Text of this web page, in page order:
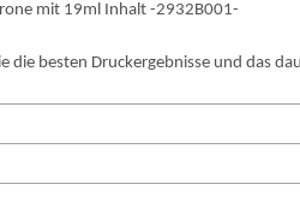
mit 19ml Inhalt -2932B001-
die besten Druckergebnisse und das